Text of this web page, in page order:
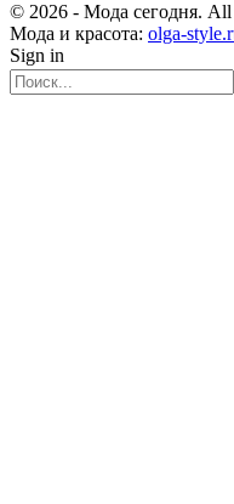
© 2026 - Мода сегодня. All
Мода и красота: olga-
Sign in